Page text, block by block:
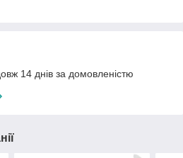
14 днів за домовленістю